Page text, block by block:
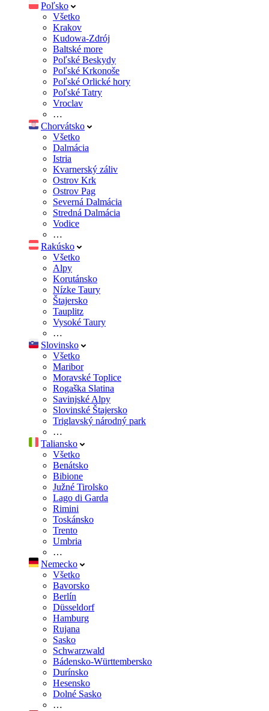
Poľsko
Všetko
Krakov
Kudowa-Zdrój
Baltské more
Poľské Beskydy
Poľské Krkonoše
Poľské Orlické hory
Poľské Tatry
Vroclav
…
Chorvátsko
Všetko
Dalmácia
Istria
Kvarnerský záliv
Ostrov Krk
Ostrov Pag
Severná Dalmácia
Stredná Dalmácia
Vodice
…
Rakúsko
Všetko
Alpy
Korutánsko
Nízke Taury
Štajersko
Tauplitz
Vysoké Taury
…
Slovinsko
Všetko
Maribor
Moravské Toplice
Rogaška Slatina
Savinjské Alpy
Slovinské Štajersko
Triglavský národný park
…
Taliansko
Všetko
Benátsko
Bibione
Južné Tirolsko
Lago di Garda
Rimini
Toskánsko
Trento
Umbria
…
Nemecko
Všetko
Bavorsko
Berlín
Düsseldorf
Hamburg
Rujana
Sasko
Schwarzwald
Bádensko-Württembersko
Durínsko
Hesensko
Dolné Sasko
…